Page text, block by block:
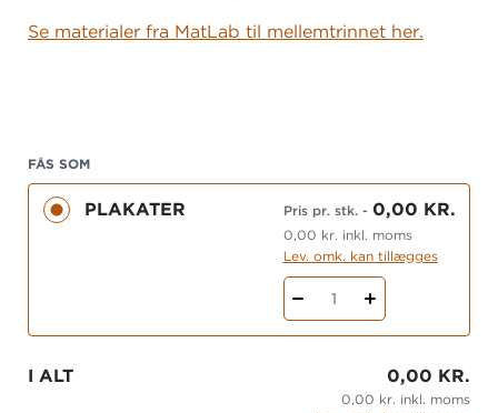
Se materialer fra MatLab til mellemtrinnet her.
FÅS SOM
PLAKATER Pris pr. stk.- 0,00 KR.
0,00 kr. inkl. moms
Lev. omk. kan tillægges
1
I ALT 0,00 KR.
0,00 kr. inkl. moms